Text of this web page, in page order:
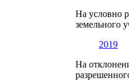
На условно
земельного
2019
На